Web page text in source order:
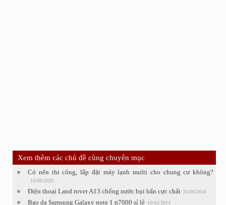
Xem thêm các chủ đề cùng chuyên mục
Có nên thi công, lắp đặt máy lạnh multi cho chung cư không?
16/09/2020
Điện thoại Land rover A13 chống nước bụi bẩn cực chất 25/06/2016
Bao da Samsung Galaxy note 1 n7000 sỉ lẻ 10/02/2014